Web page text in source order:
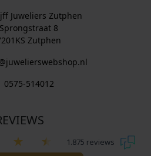
Juweliers Zutphen
Sprongstraat 8
Zutphen
0575-514012
1.875 reviews